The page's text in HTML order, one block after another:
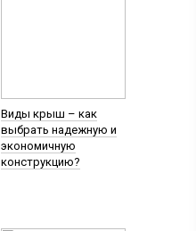
Виды крыш – как
выбрать надежную и
экономичную
конструкцию?